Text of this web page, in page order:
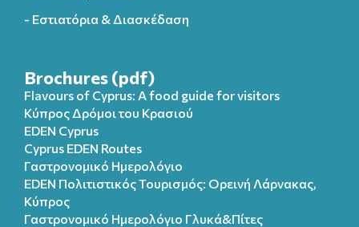
- Εστιατόρια & Διασκέδαση
Brochures (pdf)
Flavours of Cyprus: A food guide for visitors
Κύπρος Δρόμοι του Κρασιού
EDEN Cyprus
Cyprus EDEN Routes
Γαστρονομικό Ημερολόγιο
EDEN Πολιτιστικός Τουρισμός: Ορεινή Λάρνακας,
Κύπρος
Γαστρονομικό Ημερολόγιo Γλυκά&Πίτες